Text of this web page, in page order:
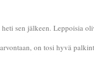
sen jälkeen. Leppoisia
on tosi hyvä